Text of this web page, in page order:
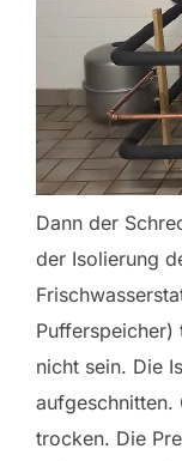
Dann der
der Isolierung
Pufferspeicher)
nicht sein. Die
aufgeschnitten.
trocken. Die